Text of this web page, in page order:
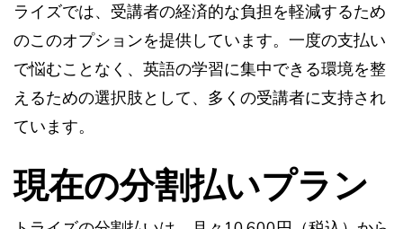
ライズでは、受講者の経済的な負担を軽減するため
のこのオプションを提供しています。一度の支払い
で悩むことなく、英語の学習に集中できる環境を整
えるための選択肢として、多くの受講者に支持され
ています。
現在の分割払いプラン